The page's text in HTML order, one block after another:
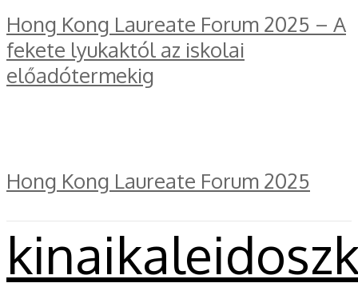
Hong Kong Laureate Forum 2025 – A
fekete lyukaktól az iskolai
előadótermekig
Hong Kong Laureate Forum 2025